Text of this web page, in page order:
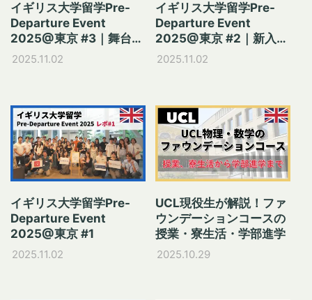
イギリス大学留学Pre-
Departure Event
2025@東京 #3｜舞台裏
に迫る
2025.11.02
イギリス大学留学Pre-
Departure Event
2025@東京 #2｜新入生
インタビュー編
2025.11.02
イギリス大学留学Pre-
Departure Event
2025@東京 #1
2025.11.02
UCL現役生が解説！ファ
ウンデーションコースの
授業・寮生活・学部進学
2025.10.29